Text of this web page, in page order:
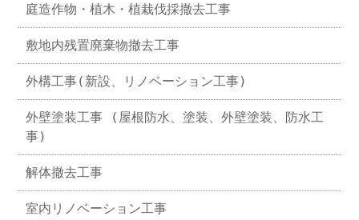
庭造作物・植木・植栽伐採撤去工事
敷地内残置廃棄物撤去工事
外構工事(新設、リノベーション工事)
外壁塗装工事 (屋根防水、塗装、外壁塗装、防水工
事)
解体撤去工事
室内リノベーション工事